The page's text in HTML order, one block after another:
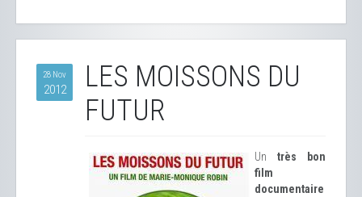
28 Nov
2012
LES MOISSONS DU
FUTUR
Un très bon
film
documentaire